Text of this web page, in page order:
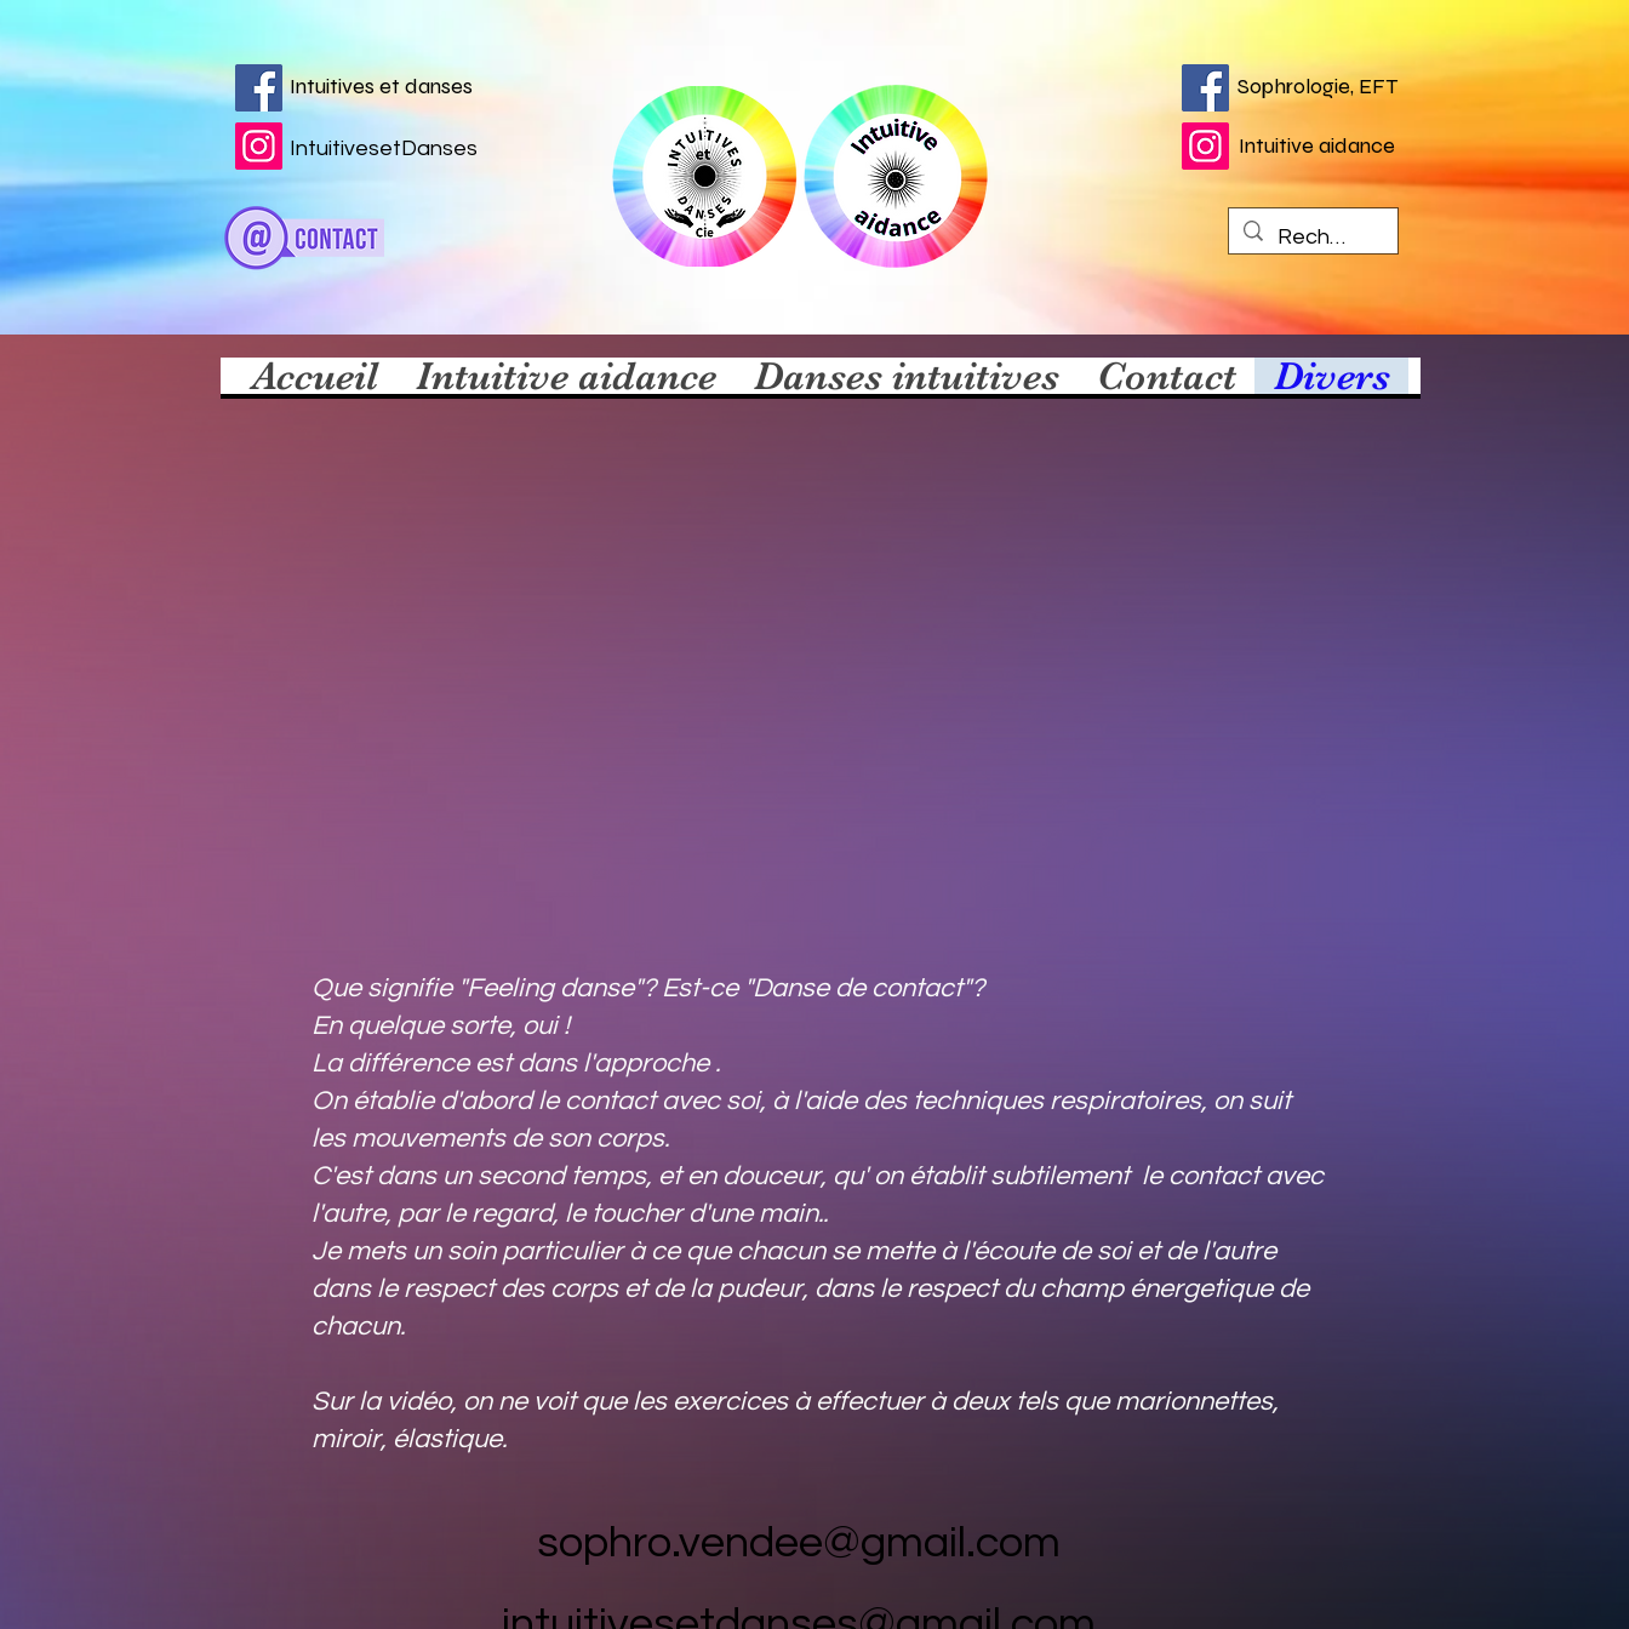
Intuitives et danses Sophrologie, EFT
Intuitive aidance
IntuitivesetDanses
Accueil Intuitive aidance Danses intuitives Contact Divers
Que signifie "Feeling danse"? Est-ce "Danse de contact"?
En quelque sorte, oui !
La différence est dans l'approche .
On établie d'abord le contact avec soi, à l'aide des techniques respiratoires, on suit
les mouvements de son corps.
C'est dans un second temps, et en douceur, qu' on établit subtilement le contact avec
l'autre, par le regard, le toucher d'une main..
Je mets un soin particulier à ce que chacun se mette à l'écoute de soi et de l'autre
dans le respect des corps et de la pudeur, dans le respect du champ énergetique de
chacun.
Sur la vidéo, on ne voit que les exercices à effectuer à deux tels que marionnettes,
miroir, élastique.
sophro.vendee@gmail.com